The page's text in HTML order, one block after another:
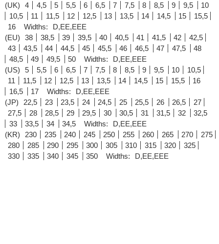
(UK) 4 4,5 5 5,5 6 6,5 7 7,5 8 8,5 9 9,5
10
10,5
11 11,5 12 12,5 13 13,5 14 14,5 15
15,5
16
Widths:
D,EE,EEE
(EU)
38 38,5 39 39,5 40 40,5 41 41,5 42
42,5
43
43,5 44 44,5 45 45,5 46 46,5 47 47,5
48
48,5
49 49,5 50 Widths:
D,EE,EEE
(US)
5 5,5 6 6,5 7 7,5 8 8,5 9 9,5 10
10,5
11
11,5 12 12,5 13 13,5 14 14,5 15 15,5
16
16,5
17 Widths:
D,EE,EEE
(JP)
22,5 23 23,5 24 24,5 25 25,5 26 26,5
27
27,5
28 28,5 29 29,5 30 30,5 31 31,5 32
32,5
33
33,5 34 34,5 Widths:
D,EE,EEE
(KR)
230 235 240 245 250 255 260 265 270
275
280
285 290 295 300 305 310 315 320
325
330
335 340 345 350 Widths: D,EE,EEE